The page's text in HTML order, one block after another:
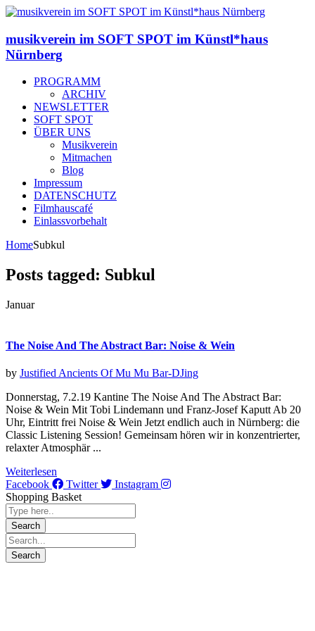
musikverein im SOFT SPOT im Künstl*haus
Nürnberg
PROGRAMM
ARCHIV
NEWSLETTER
SOFT SPOT
ÜBER UNS
Musikverein
Mitmachen
Blog
Impressum
DATENSCHUTZ
Filmhauscafé
Einlassvorbehalt
HomeSubkul
Posts tagged: Subkul
Januar
The Noise And The Abstract Bar: Noise & Wein
by Justified Ancients Of Mu Mu Bar-DJing
Donnerstag, 7.2.19 Kantine The Noise And The Abstract Bar:
Noise & Wein Mit Tobi Lindemann und Franz-Josef Kaputt Ab 20
Uhr, Eintritt frei Noise & Wein Jetzt endlich auch in Nürnberg: die
Classic Listening Session! Gemeinsam hören wir in konzentrierter,
relaxter Atmosphär ...
Weiterlesen
Facebook
Twitter
Instagram
Shopping Basket